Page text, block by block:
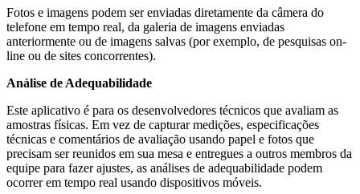
Fotos e imagens podem ser enviadas diretamente da câmera do
telefone em tempo real, da galeria de imagens enviadas
anteriormente ou de imagens salvas (por exemplo, de pesquisas on-
line ou de sites concorrentes).
Análise de Adequabilidade
Este aplicativo é para os desenvolvedores técnicos que avaliam as
amostras físicas. Em vez de capturar medições, especificações
técnicas e comentários de avaliação usando papel e fotos que
precisam ser reunidos em sua mesa e entregues a outros membros da
equipe para fazer ajustes, as análises de adequabilidade podem
ocorrer em tempo real usando dispositivos móveis.